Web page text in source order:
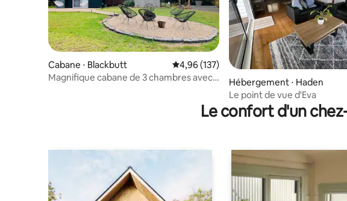
Cabane ⋅ Blackbutt Évaluation moyenne sur la base de 137
4,96 (137)
Magnifique cabane de 3 chambres avec
Hébergement ⋅ Haden
Le point de vue d'Eva
Le confort d'un